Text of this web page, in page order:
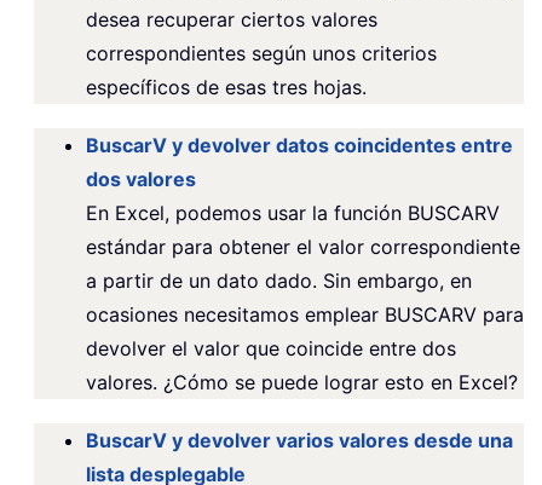
desea recuperar ciertos valores
correspondientes según unos criterios
específicos de esas tres hojas.
BuscarV y devolver datos coincidentes entre
dos valores
En Excel, podemos usar la función BUSCARV
estándar para obtener el valor correspondiente
a partir de un dato dado. Sin embargo, en
ocasiones necesitamos emplear BUSCARV para
devolver el valor que coincide entre dos
valores. ¿Cómo se puede lograr esto en Excel?
BuscarV y devolver varios valores desde una
lista desplegable